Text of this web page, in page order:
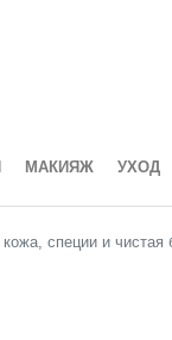
МАКИЯЖ УХОД
специи и чистая